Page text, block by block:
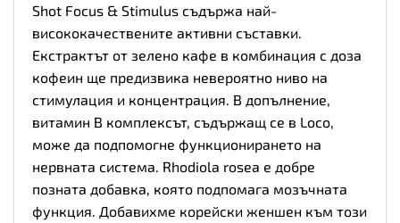
Shot Focus & Stimulus съдържа най-
висококачествените активни съставки.
Екстрактът от зелено кафе в комбинация с доза
кофеин ще предизвика невероятно ниво на
стимулация и концентрация. В допълнение,
витамин B комплексът, съдържащ се в Loco,
може да подпомогне функционирането на
нервната система. Rhodiola rosea е добре
позната добавка, която подпомага мозъчната
функция. Добавихме корейски женшен към този